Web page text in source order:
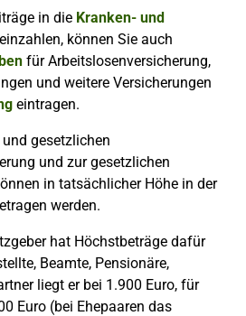
in die Kranken- und
einzahlen, können Sie auch
für Arbeitslosenversicherung,
und weitere Versicherungen
eintragen.
gesetzlichen
und zur gesetzlichen
in tatsächlicher Höhe in der
werden.
hat Höchstbeträge dafür
Beamte, Pensionäre,
liegt er bei 1.900 Euro, für
Euro (bei Ehepaaren das